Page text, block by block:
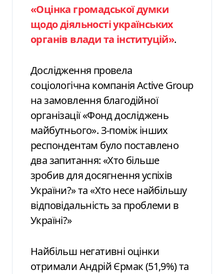
«Оцінка громадської думки
щодо діяльності українських
органів влади та інституцій».
Дослідження провела
соціологічна компанія Active Group
на замовлення благодійної
організації «Фонд досліджень
майбутнього». З-поміж інших
респондентам було поставлено
два запитання: «Хто більше
зробив для досягнення успіхів
України?» та «Хто несе найбільшу
відповідальність за проблеми в
Україні?»
Найбільш негативні оцінки
отримали Андрій Єрмак (51,9%) та